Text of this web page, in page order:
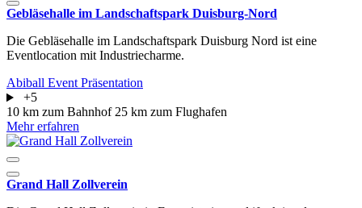
Gebläsehalle im Landschaftspark Duisburg-Nord
Die Gebläsehalle im Landschaftspark Duisburg Nord ist eine
Eventlocation mit Industriecharme.
Abiball Event Präsentation
+5
10 km zum Bahnhof 25 km zum Flughafen
Mehr erfahren
Grand Hall Zollverein